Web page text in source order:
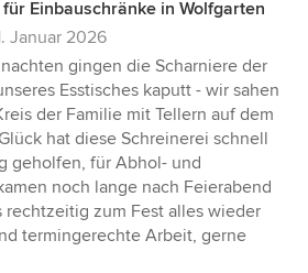
Einbauschränke in Wolfgarten
Januar 2026
gingen die Scharniere der
Esstisches kaputt - wir sahen
der Familie mit Tellern auf dem
hat diese Schreinerei schnell
geholfen, für Abhol- und
noch lange nach Feierabend
rechtzeitig zum Fest alles wieder
termingerechte Arbeit, gerne